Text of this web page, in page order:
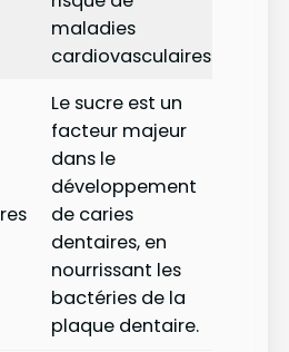
maladies
cardiovasculaires.
Le sucre est un
facteur majeur
dans le
développement
de caries
dentaires, en
nourrissant les
bactéries de la
plaque dentaire.